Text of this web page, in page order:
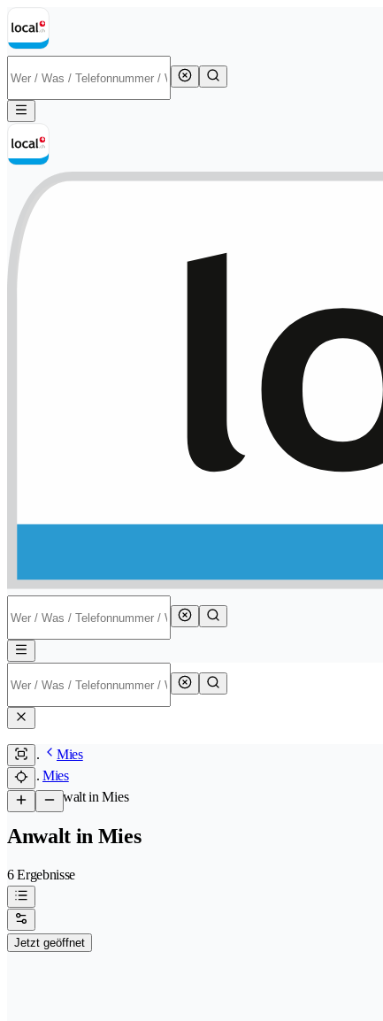
Mies
Mies
/Anwalt in Mies
Anwalt in Mies
6 Ergebnisse
Jetzt geöffnet